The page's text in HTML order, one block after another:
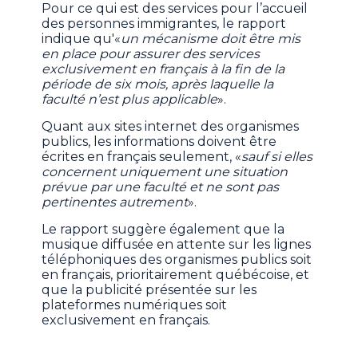
Pour ce qui est des services pour l’accueil
des personnes immigrantes, le rapport
indique qu'«un mécanisme doit être mis
en place pour assurer des services
exclusivement en français à la fin de la
période de six mois, après laquelle la
faculté n’est plus applicable».
Quant aux sites internet des organismes
publics, les informations doivent être
écrites en français seulement, «sauf si elles
concernent uniquement une situation
prévue par une faculté et ne sont pas
pertinentes autrement».
Le rapport suggère également que la
musique diffusée en attente sur les lignes
téléphoniques des organismes publics soit
en français, prioritairement québécoise, et
que la publicité présentée sur les
plateformes numériques soit
exclusivement en français.